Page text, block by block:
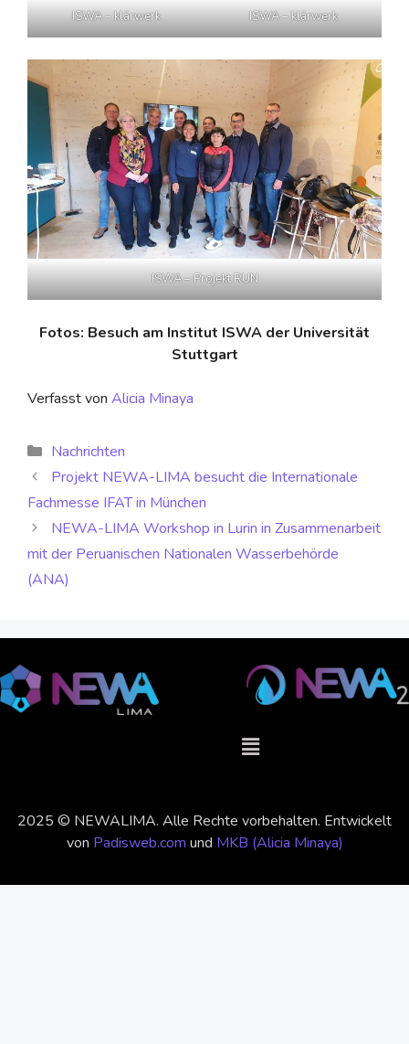
ISWA – klärwerk ISWA – klärwerk
ISWA – Projekt RUN
Fotos: Besuch am Institut ISWA der Universität
Stuttgart
Verfasst von Alicia Minaya
Nachrichten
Projekt NEWA-LIMA besucht die Internationale
Fachmesse IFAT in München
NEWA-LIMA Workshop in Lurin in Zusammenarbeit
mit der Peruanischen Nationalen Wasserbehörde
(ANA)
2025 © NEWALIMA. Alle Rechte vorbehalten. Entwickelt
von Padisweb.com und MKB (Alicia Minaya)